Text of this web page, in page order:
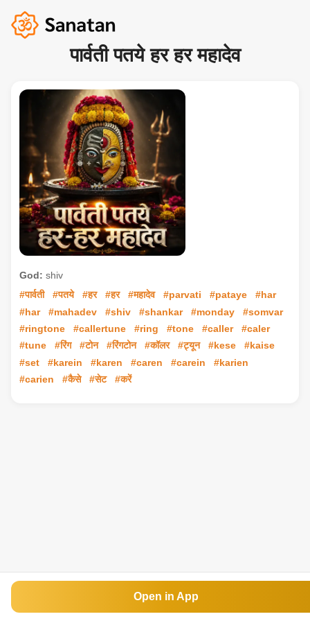
पार्वती पतये हर हर महादेव
God: shiv
#पार्वती
#पतये #हर #हर #महादेव #parvati #pataye
#har
#har
#mahadev #shiv #shankar #monday
#somvar
#ringtone
#callertune #ring #tone #caller
#caler
#tune
#रिंग #टोन #रिंगटोन #कॉलर #ट्यून #kese
#kaise
#set
#karein #karen #caren #carein
#karien
#carien
#कैसे #सेट #करें
Open in App